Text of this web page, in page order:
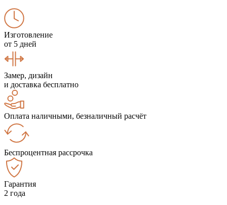
Изготовление
от 5 дней
Замер, дизайн
и доставка бесплатно
Оплата наличными, безналичный расчёт
Беспроцентная рассрочка
Гарантия
2 года